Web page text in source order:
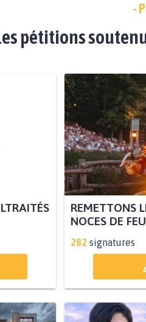
-
pétitions
REMETTONS
NOCES DE
282 signatures